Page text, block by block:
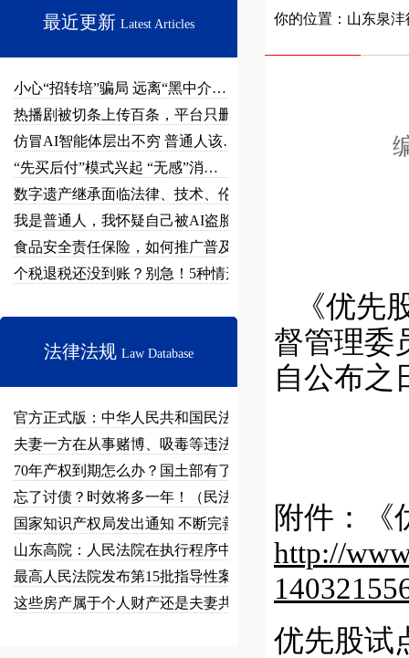
最近更新 Latest Articles
小心“招转培”骗局 远离“黑中介…
热播剧被切条上传百条，平台只删不…
仿冒AI智能体层出不穷 普通人该…
“先买后付”模式兴起 “无感”消…
数字遗产继承面临法律、技术、伦理…
我是普通人，我怀疑自己被AI盗脸…
食品安全责任保险，如何推广普及？
个税退税还没到账？别急！5种情形…
法律法规 Law Database
官方正式版：中华人民共和国民法总…
夫妻一方在从事赌博、吸毒等违法犯…
70年产权到期怎么办？国土部有了…
忘了讨债？时效将多一年！（民法草…
国家知识产权局发出通知 不断完善…
山东高院：人民法院在执行程序中可…
最高人民法院发布第15批指导性案…
这些房产属于个人财产还是夫妻共同…
你的位置： 山东泉
《优先
督管理委
自公布之
附件：《
http://
优先股试